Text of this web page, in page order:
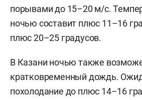
порывами до 15–20 м/с.
ночью составит плюс 11–16
плюс 20–25 градусов.
В Казани ночью также
кратковременный дождь.
похолодание до плюс 14–16